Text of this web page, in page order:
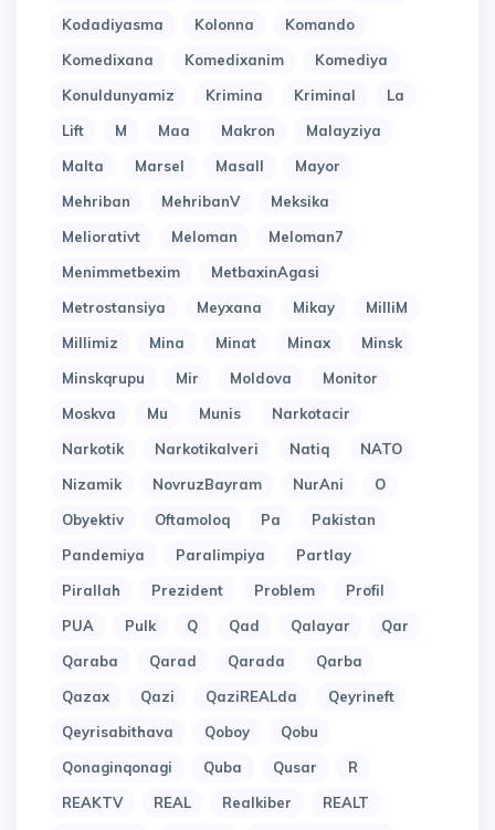
Kodadiyasma
Kolonna
Komando
Komedixana
Komedixanim
Komediya
Konuldunyamiz
Krimina Kriminal
La
Lift
M Maa Makron
Malayziya
Malta
Marsel Masall
Mayor
Mehriban
MehribanV
Meksika
Meliorativt
Meloman
Meloman7
Menimmetbexim
MetbaxinAgasi
Metrostansiya
Meyxana Mikay
MilliM
Millimiz
Mina Minat Minax
Minsk
Minskqrupu
Mir Moldova
Monitor
Moskva
Mu Munis
Narkotacir
Narkotik
Narkotikalveri Natiq
NATO
Nizamik
NovruzBayram NurAni
O
Obyektiv
Oftamoloq Pa
Pakistan
Pandemiya
Paralimpiya
Partlay
Pirallah
Prezident Problem
Profil
PUA
Pulk Q Qad Qalayar
Qar
Qaraba
Qarad Qarada
Qarba
Qazax
Qazi QaziREALda
Qeyrineft
Qeyrisabithava
Qoboy
Qobu
Qonaginqonagi
Quba Qusar
R
REAKTV
REAL Realkiber
REALT